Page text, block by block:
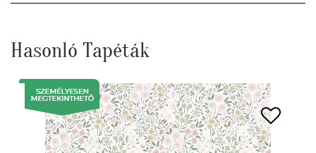
Hasonló Tapéták